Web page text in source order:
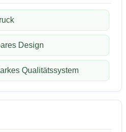
Design
Qualitätssystem